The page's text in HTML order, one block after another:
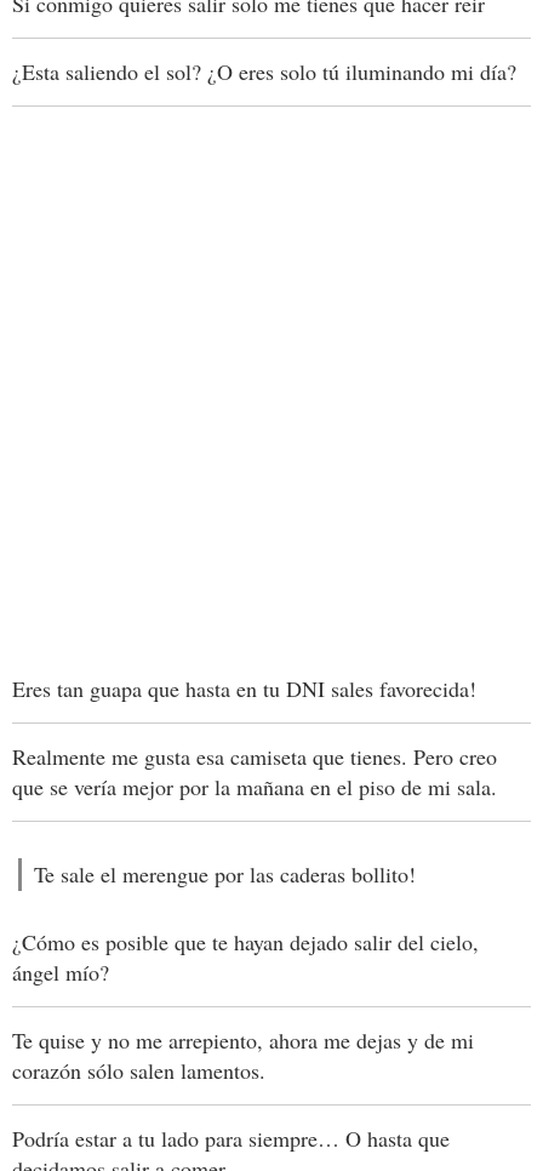
¿Esta saliendo el sol? ¿O eres solo tú iluminando mi día?
Eres tan guapa que hasta en tu DNI sales favorecida!
Realmente me gusta esa camiseta que tienes. Pero creo
que se vería mejor por la mañana en el piso de mi sala.
Te sale el merengue por las caderas bollito!
¿Cómo es posible que te hayan dejado salir del cielo,
ángel mío?
Te quise y no me arrepiento, ahora me dejas y de mi
corazón sólo salen lamentos.
Podría estar a tu lado para siempre… O hasta que